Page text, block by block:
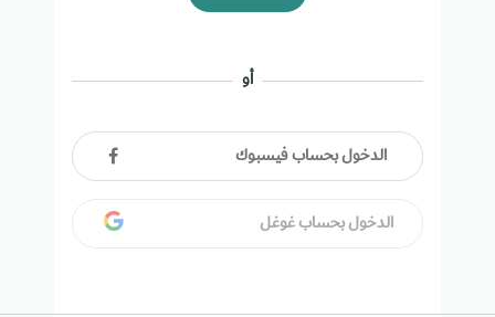
أو
الدخول بحساب فيسبوك
الدخول بحساب غوغل